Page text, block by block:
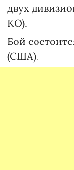
двух
КО).
Бой
(США).